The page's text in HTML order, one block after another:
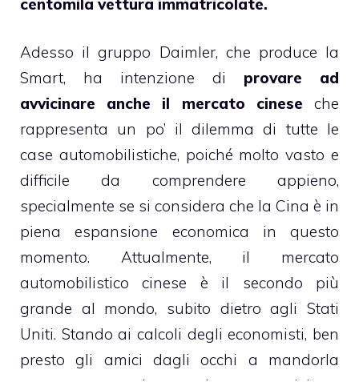
Adesso il gruppo Daimler, che produce la
Smart, ha intenzione di provare ad
avvicinare anche il mercato cinese che
rappresenta un po’ il dilemma di tutte le
case automobilistiche, poiché molto vasto e
difficile da comprendere appieno,
specialmente se si considera che la Cina è in
piena espansione economica in questo
momento. Attualmente, il mercato
automobilistico cinese è il secondo più
grande al mondo, subito dietro agli Stati
Uniti. Stando ai calcoli degli economisti, ben
presto gli amici dagli occhi a mandorla